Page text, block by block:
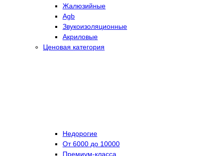
Жалюзийные
Agb
Звукоизоляционные
Акриловые
Ценовая категория
Недорогие
От 6000 до 10000
Премиум-класса